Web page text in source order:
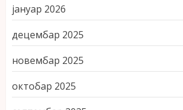
јануар 2026
децембар 2025
новембар 2025
октобар 2025